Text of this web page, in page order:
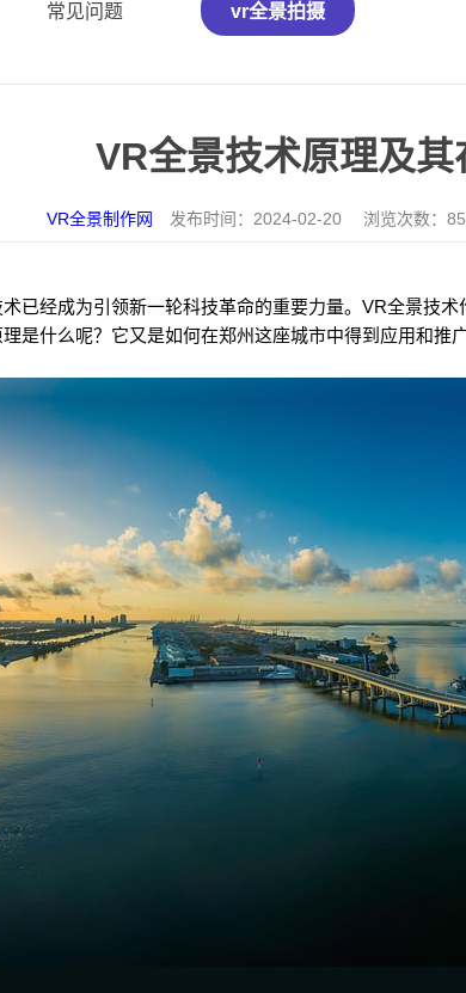
常见问题 vr全景拍摄
VR全景技术原理及
VR全景制作网 发布时间： 2024-02-20 浏览次数：
已经成为引领新一轮科技革命的重要力量。VR全景技
是什么呢？它又是如何在郑州这座城市中得到应用和推